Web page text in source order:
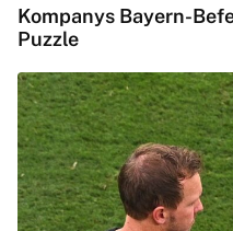
Kompanys Bayern-
Puzzle